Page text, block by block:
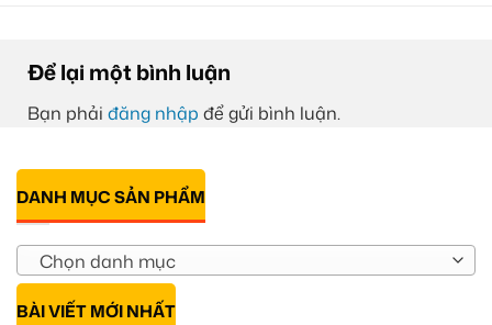
Để lại một bình luận
Bạn phải đăng nhập để gửi bình luận.
DANH MỤC SẢN PHẨM
Chọn danh mục
BÀI VIẾT MỚI NHẤT